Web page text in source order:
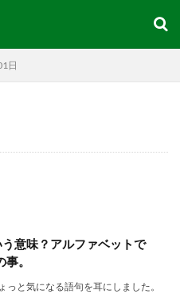
日
う意味？アルファベットで
。
と気になる語句を耳にしました。